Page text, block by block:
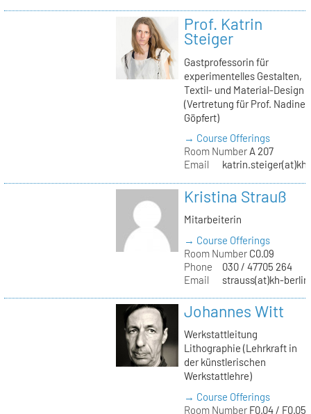
Prof. Katrin
Steiger
Gastprofessorin für
experimentelles Gestalten,
Textil- und Material-Design
(Vertretung für Prof. Nadine
Göpfert)
→ Course Offerings
Room NumberA 207
Email
Kristina Strauß
Mitarbeiterin
→ Course Offerings
Room NumberC0.09
Phone
030 / 47705 264
Email
strauss(at)kh-
Johannes Witt
Werkstattleitung
Lithographie (Lehrkraft in
der künstlerischen
Werkstattlehre)
→ Course Offerings
Room NumberF0.04 / F0.05